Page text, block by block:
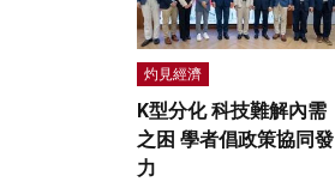
灼見經濟
K型分化 科技難解內需
之困 學者倡政策協同發
力